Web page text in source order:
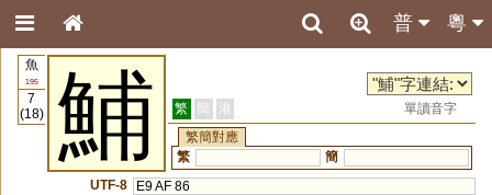
粵
普
魚
195
7
(18)
鯆 繁 簡 港
單讀音字
繁簡對應
繁
簡
UTF-8
E9 AF 86